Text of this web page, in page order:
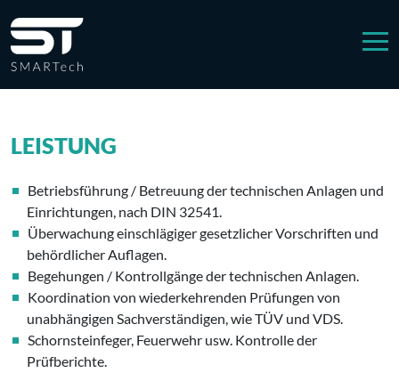
LEISTUNG
Betriebsführung / Betreuung der technischen Anlagen und
Einrichtungen, nach DIN 32541.
Überwachung einschlägiger gesetzlicher Vorschriften und
behördlicher Auflagen.
Begehungen / Kontrollgänge der technischen Anlagen.
Koordination von wiederkehrenden Prüfungen von
unabhängigen Sachverständigen, wie TÜV und VDS.
Schornsteinfeger, Feuerwehr usw. Kontrolle der
Prüfberichte.